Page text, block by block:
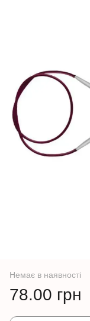
Немає в наявності
78.00 грн